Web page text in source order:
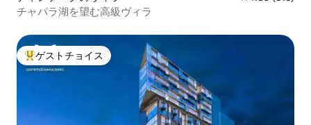
チャパラ湖を望む高級ヴィラ
大好評のゲストチョイスです。
ゲストチョイス